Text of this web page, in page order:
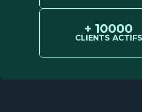
+ 10000
CLIENTS ACTIFS